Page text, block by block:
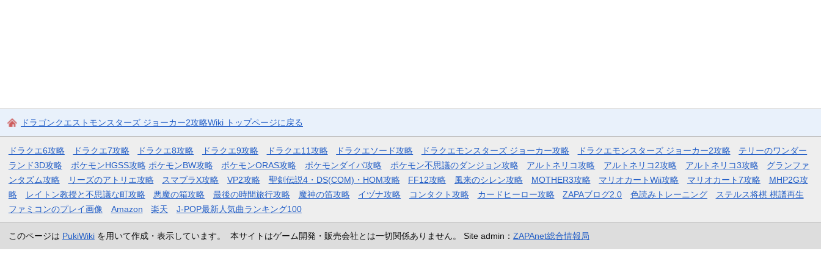
ドラゴンクエストモンスターズ ジョーカー2攻略Wiki トップページに戻る
ドラクエ6攻略 ドラクエ7攻略 ドラクエ8攻略 ドラクエ9攻略 ドラクエ11攻略 ドラクエソード攻略 ドラクエモンスターズ ジョーカー攻略 ドラクエモンスターズ ジョーカー2攻略
テリーのワンダー
ランド3D攻略
ポケモンHGSS攻略 ポケモンBW攻略 ポケモンORAS攻略 ポケモンダイパ攻略 ポケモン不思議のダンジョン攻略 アルトネリコ攻略 アルトネリコ2攻略 アルトネリコ3攻略
グランファ
ンタズム攻略
リーズのアトリエ攻略 スマブラX攻略 VP2攻略 聖剣伝説4・DS(COM)・HOM攻略 FF12攻略 風来のシレン攻略 MOTHER3攻略 マリオカートWii攻略 マリオカート7攻略
MHP2G攻
略
レイトン教授と不思議な町攻略 悪魔の箱攻略 最後の時間旅行攻略 魔神の笛攻略 イヅナ攻略 コンタクト攻略 カードヒーロー攻略 ZAPAブログ2.0 色読みトレーニング
ステルス将棋 棋譜再生
ファミコンのプレイ画像
Amazon 楽天 J-POP最新人気曲ランキング100
このページは PukiWikiを用いて作成・表示しています。 本サイトはゲーム開発・販売会社とは一切関係ありません。 Site admin： ZAPAnet総合情報局